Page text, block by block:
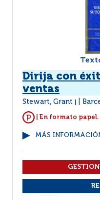
Dirija con
ventas
Stewart, Grant
| En formato papel.
MÁS